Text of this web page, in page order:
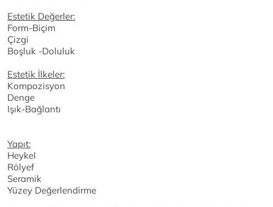
Estetik Değerler:
Form-Biçim
Çizgi
Boşluk -Doluluk
Estetik İlkeler:
Kompozisyon
Denge
Işık-Bağlantı
Yapıt:
Heykel
Rölyef
Seramik
Yüzey Değerlendirme